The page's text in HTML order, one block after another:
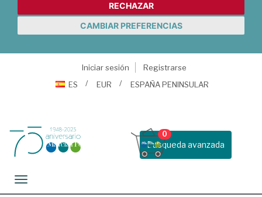
RECHAZAR
CAMBIAR PREFERENCIAS
Iniciar sesión
Registrarse
ES
EUR ESPAÑA PENINSULAR
Busqueda avanzada
0
Toggle navigation